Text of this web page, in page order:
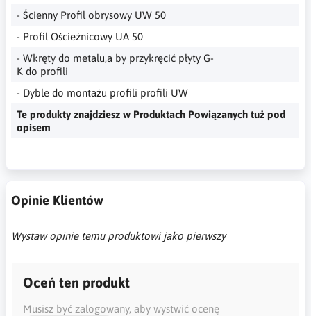
- Ścienny Profil obrysowy UW 50
- Profil Ościeżnicowy UA 50
- Wkręty do metalu,a by przykręcić płyty G-
K do profili
- Dyble do montażu profili profili UW
Te produkty znajdziesz w Produktach Powiązanych tuż pod
opisem
Opinie Klientów
Wystaw opinie temu produktowi jako pierwszy
Oceń ten produkt
Musisz być zalogowany, aby wystwić ocenę